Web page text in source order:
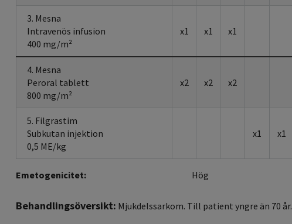
3. Mesna
Intravenös infusion
400 mg/m²
x1 x1 x1
4. Mesna
Peroral tablett
800 mg/m²
x2 x2 x2
5. Filgrastim
Subkutan injektion
0,5 ME/kg
x1 x1
Emetogenicitet: Hög
Behandlingsöversikt: Mjukdelssarkom. Till patient yngre än 70 år.